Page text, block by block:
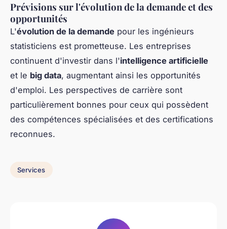
Prévisions sur l'évolution de la demande et des
opportunités
L'évolution de la demande pour les ingénieurs
statisticiens est prometteuse. Les entreprises
continuent d'investir dans l'intelligence artificielle
et le big data, augmentant ainsi les opportunités
d'emploi. Les perspectives de carrière sont
particulièrement bonnes pour ceux qui possèdent
des compétences spécialisées et des certifications
reconnues.
Services